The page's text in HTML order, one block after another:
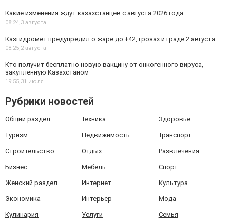
Какие изменения ждут казахстанцев с августа 2026 года
08:24,3 августа
Казгидромет предупредил о жаре до +42, грозах и граде 2 августа
08:25,2 августа
Кто получит бесплатно новую вакцину от онкогенного вируса,
закупленную Казахстаном
19:55,31 июля
Рубрики новостей
Общий раздел Техника Здоровье
Туризм Недвижимость Транспорт
Строительство Отдых Развлечения
Бизнес Мебель Спорт
Женский раздел Интернет Культура
Экономика Интерьер Мода
Кулинария Услуги Семья